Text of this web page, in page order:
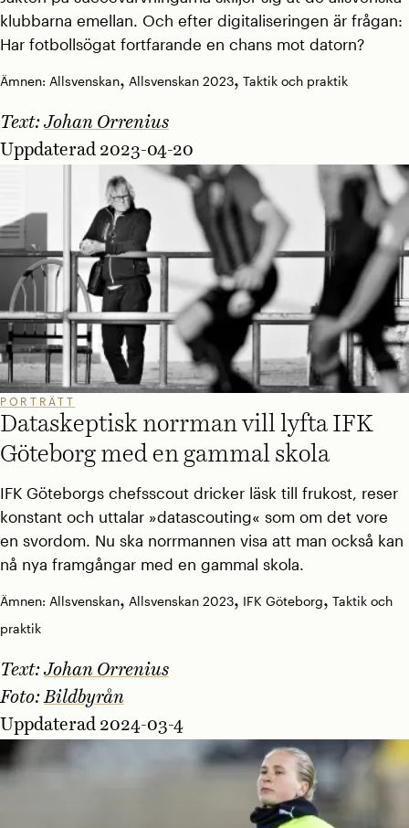
klubbarna emellan. Och efter digitaliseringen är frågan:
Har fotbollsögat fortfarande en chans mot datorn?
Ämnen: Allsvenskan, Allsvenskan 2023, Taktik och praktik
Text: Johan Orrenius
Uppdaterad 2023-04-20
PORTRÄTT
Dataskeptisk norrman vill lyfta IFK
Göteborg med en gammal skola
IFK Göteborgs chefsscout dricker läsk till frukost, reser
konstant och uttalar »datascouting« som om det vore
en svordom. Nu ska norrmannen visa att man också kan
nå nya framgångar med en gammal skola.
Ämnen: Allsvenskan, Allsvenskan 2023, IFK Göteborg, Taktik och
praktik
Text: Johan Orrenius
Foto:Bildbyrån
Uppdaterad 2024-03-4